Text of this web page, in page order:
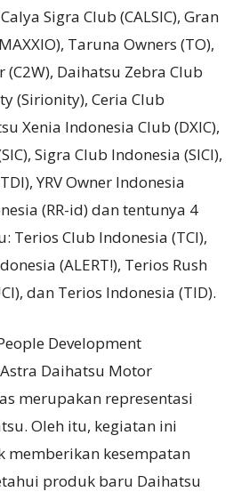
Sigra Club (CALSIC), Gran
Taruna Owners (TO),
(C2W), Daihatsu Zebra Club
(Sirionity), Ceria Club
Xenia Indonesia Club (DXIC),
Sigra Club Indonesia (SICI),
YRV Owner Indonesia
(RR-id) dan tentunya 4
Terios Club Indonesia (TCI),
(ALERT!), Terios Rush
dan Terios Indonesia (TID).
Development
Daihatsu Motor
merupakan representasi
Oleh itu, kegiatan ini
memberikan kesempatan
produk baru Daihatsu